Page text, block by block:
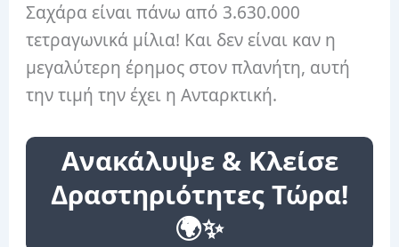
Σαχάρα είναι πάνω από 3.630.000
τετραγωνικά μίλια! Και δεν είναι καν η
μεγαλύτερη έρημος στον πλανήτη, αυτή
την τιμή την έχει η Ανταρκτική.
Ανακάλυψε & Κλείσε
Δραστηριότητες Τώρα!
🌍✨